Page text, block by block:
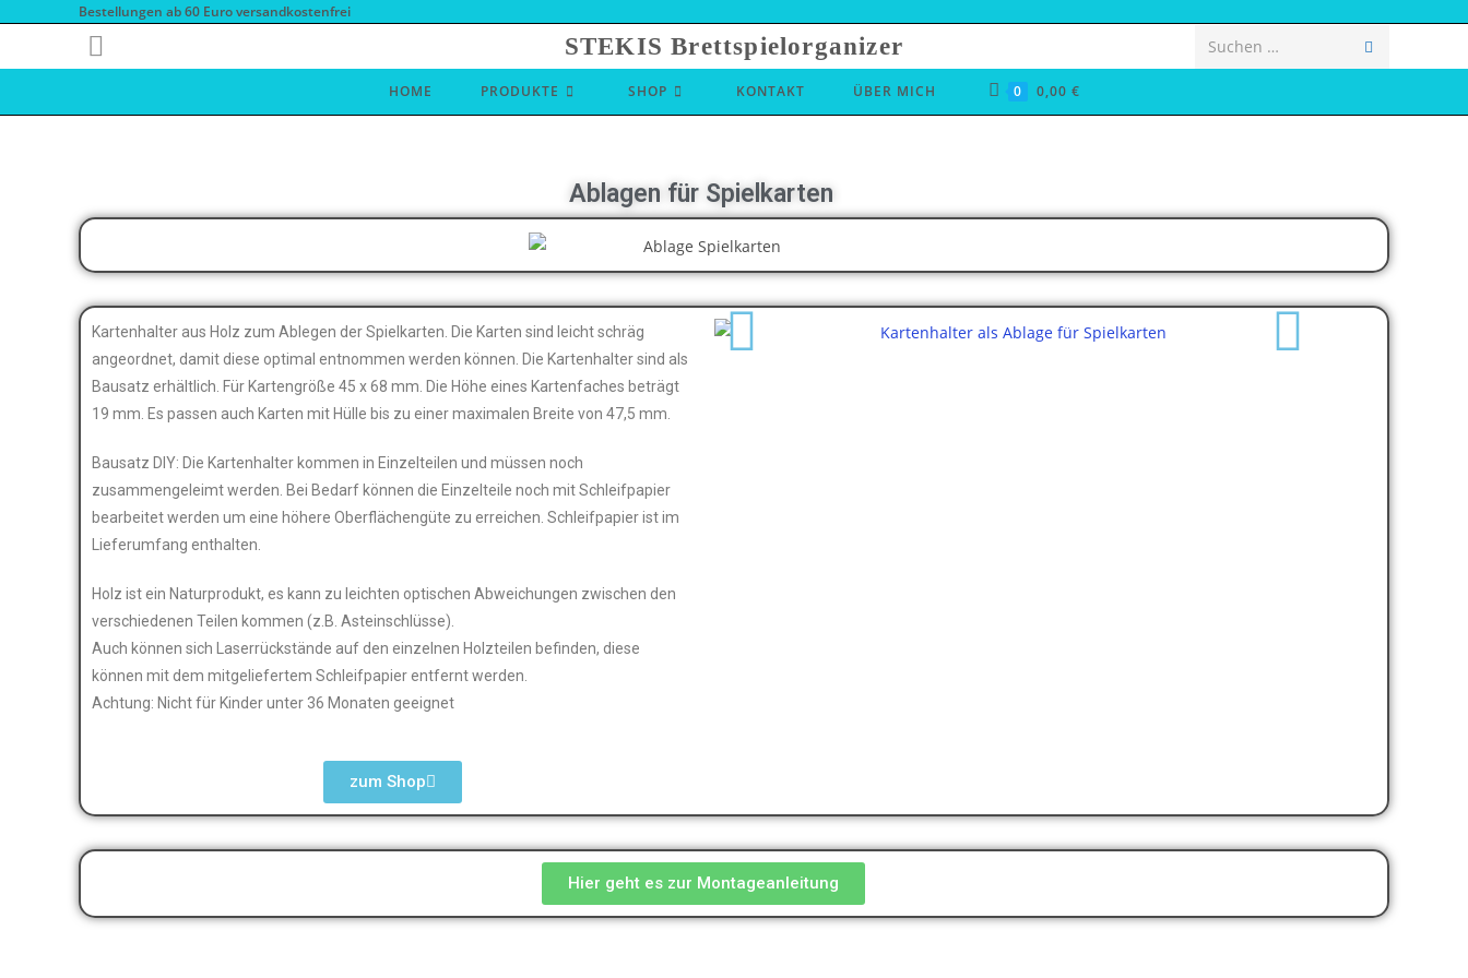
Bestellungen ab 60 Euro versandkostenfrei
STEKIS Brettspielorganizer Suchen …
HOME PRODUKTE SHOP KONTAKT ÜBER MICH 0 0,00 €
Ablagen für Spielkarten
Kartenhalter aus Holz zum Ablegen der Spielkarten. Die Karten sind leicht schräg
angeordnet, damit diese optimal entnommen werden können. Die Kartenhalter sind als
Bausatz erhältlich. Für Kartengröße 45 x 68 mm. Die Höhe eines Kartenfaches beträgt
19 mm. Es passen auch Karten mit Hülle bis zu einer maximalen Breite von 47,5 mm.
Bausatz DIY: Die Kartenhalter kommen in Einzelteilen und müssen noch
zusammengeleimt werden. Bei Bedarf können die Einzelteile noch mit Schleifpapier
bearbeitet werden um eine höhere Oberflächengüte zu erreichen. Schleifpapier ist im
Lieferumfang enthalten.
Holz ist ein Naturprodukt, es kann zu leichten optischen Abweichungen zwischen den
verschiedenen Teilen kommen (z.B. Asteinschlüsse).
Auch können sich Laserrückstände auf den einzelnen Holzteilen befinden, diese
können mit dem mitgeliefertem Schleifpapier entfernt werden.
Achtung: Nicht für Kinder unter 36 Monaten geeignet
zum Shop
Hier geht es zur Montageanleitung